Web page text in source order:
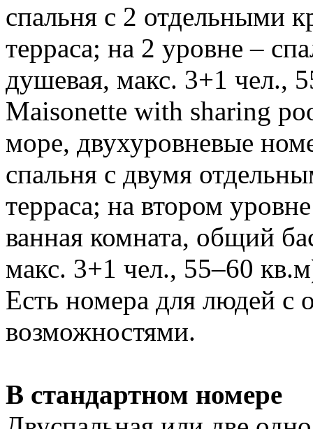
спальня с 2 отдельными
терраса; на 2 уровне –
душевая, макс. 3+1 чел.,
Maisonette with sharing
море, двухуровневые
спальня с двумя
терраса; на втором
ванная комната, общий
макс. 3+1 чел., 55–60
Есть номера для людей с
возможностями.
В стандартном номере